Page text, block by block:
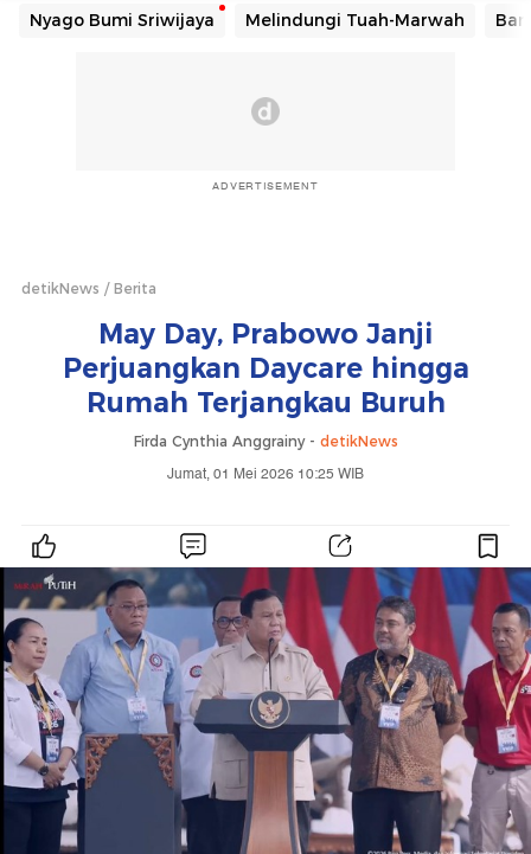
Nyago Bumi Sriwijaya Melindungi Tuah-Marwah
ADVERTISEMENT
detikNews Berita
May Day, Prabowo Janji
Perjuangkan Daycare hingga
Rumah Terjangkau Buruh
Firda Cynthia Anggrainy - detikNews
Jumat, 01 Mei 2026 10:25 WIB